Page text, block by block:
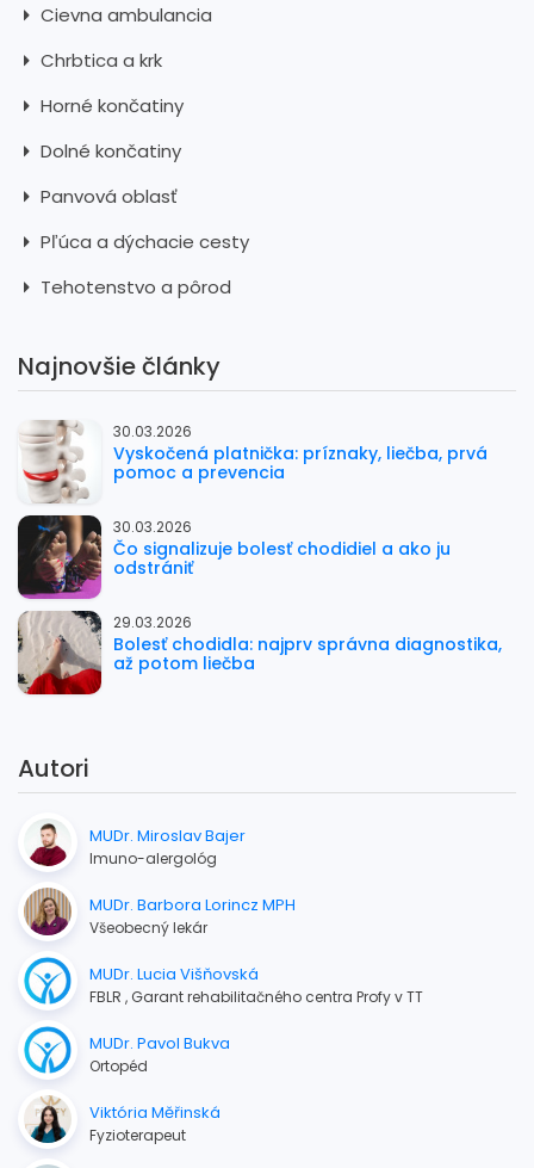
Cievna ambulancia
Chrbtica a krk
Horné končatiny
Dolné končatiny
Panvová oblasť
Pľúca a dýchacie cesty
Tehotenstvo a pôrod
Najnovšie články
30.03.2026
Vyskočená platnička: príznaky, liečba, prvá
pomoc a prevencia
30.03.2026
Čo signalizuje bolesť chodidiel a ako ju
odstrániť
29.03.2026
Bolesť chodidla: najprv správna diagnostika,
až potom liečba
Autori
MUDr. Miroslav Bajer
Imuno-alergológ
MUDr. Barbora Lorincz MPH
Všeobecný lekár
MUDr. Lucia Višňovská
FBLR , Garant rehabilitačného centra Profy v TT
MUDr. Pavol Bukva
Ortopéd
Viktória Měřinská
Fyzioterapeut